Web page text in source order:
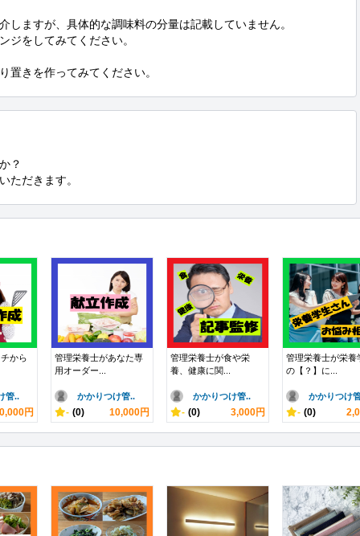
しますが、具体的な調味料の分量は記載していません。
ジをしてみてください。
置きを作ってみてください。
？
ただきます。
から
管..
円
管理栄養士があなた専
用オーダー...
かかりつけ管..
- (0) 10,000円
管理栄養士が食や栄
養、健康に関...
かかりつけ管..
- (0) 3,000円
管理栄養士が栄養
の【？】に...
かかりつけ
- (0)